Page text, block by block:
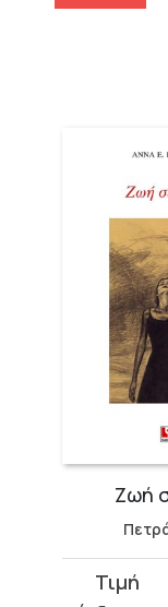
Ζωή
Original